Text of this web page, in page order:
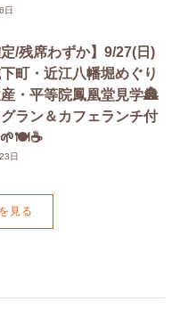
日
定/残席わずか】9/27(日)
町・近江八幡堀めぐり
・平等院鳳凰堂見学🏯
ラン＆カフェランチ付
日
見る